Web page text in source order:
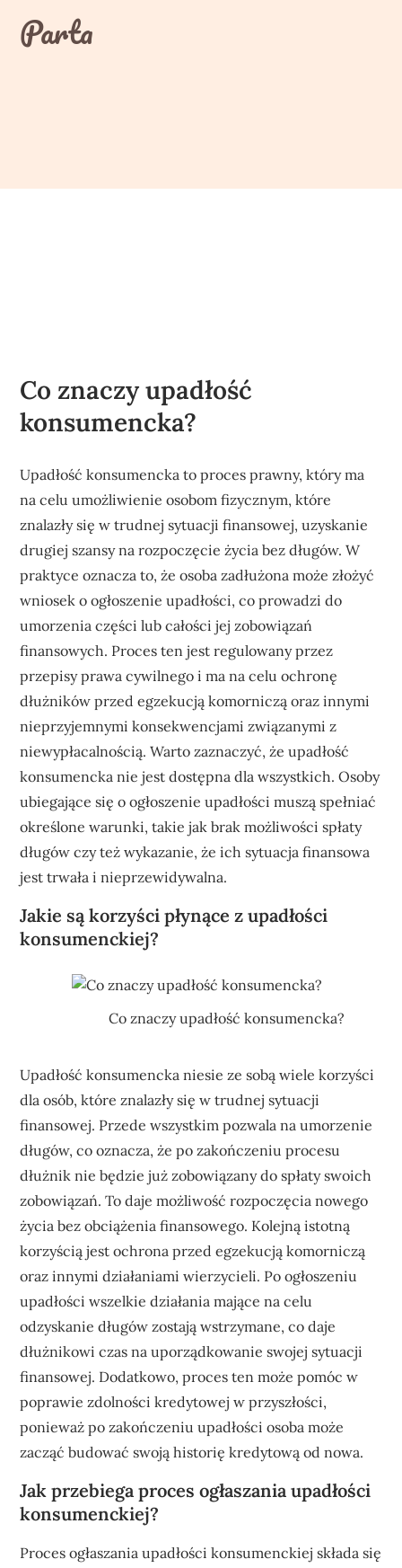
contentParta
Co znaczy upadłość
konsumencka?
Upadłość konsumencka to proces prawny, który ma
na celu umożliwienie osobom fizycznym, które
znalazły się w trudnej sytuacji finansowej, uzyskanie
drugiej szansy na rozpoczęcie życia bez długów. W
praktyce oznacza to, że osoba zadłużona może złożyć
wniosek o ogłoszenie upadłości, co prowadzi do
umorzenia części lub całości jej zobowiązań
finansowych. Proces ten jest regulowany przez
przepisy prawa cywilnego i ma na celu ochronę
dłużników przed egzekucją komorniczą oraz innymi
nieprzyjemnymi konsekwencjami związanymi z
niewypłacalnością. Warto zaznaczyć, że upadłość
konsumencka nie jest dostępna dla wszystkich. Osoby
ubiegające się o ogłoszenie upadłości muszą spełniać
określone warunki, takie jak brak możliwości spłaty
długów czy też wykazanie, że ich sytuacja finansowa
jest trwała i nieprzewidywalna.
Jakie są korzyści płynące z upadłości
konsumenckiej?
Co znaczy upadłość konsumencka?
Upadłość konsumencka niesie ze sobą wiele korzyści
dla osób, które znalazły się w trudnej sytuacji
finansowej. Przede wszystkim pozwala na umorzenie
długów, co oznacza, że po zakończeniu procesu
dłużnik nie będzie już zobowiązany do spłaty swoich
zobowiązań. To daje możliwość rozpoczęcia nowego
życia bez obciążenia finansowego. Kolejną istotną
korzyścią jest ochrona przed egzekucją komorniczą
oraz innymi działaniami wierzycieli. Po ogłoszeniu
upadłości wszelkie działania mające na celu
odzyskanie długów zostają wstrzymane, co daje
dłużnikowi czas na uporządkowanie swojej sytuacji
finansowej. Dodatkowo, proces ten może pomóc w
poprawie zdolności kredytowej w przyszłości,
ponieważ po zakończeniu upadłości osoba może
zacząć budować swoją historię kredytową od nowa.
Jak przebiega proces ogłaszania upadłości
konsumenckiej?
Proces ogłaszania upadłości konsumenckiej składa się